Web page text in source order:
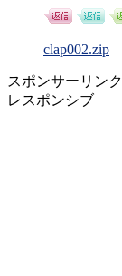
clap002.zip
スポンサーリンク
レスポンシブ